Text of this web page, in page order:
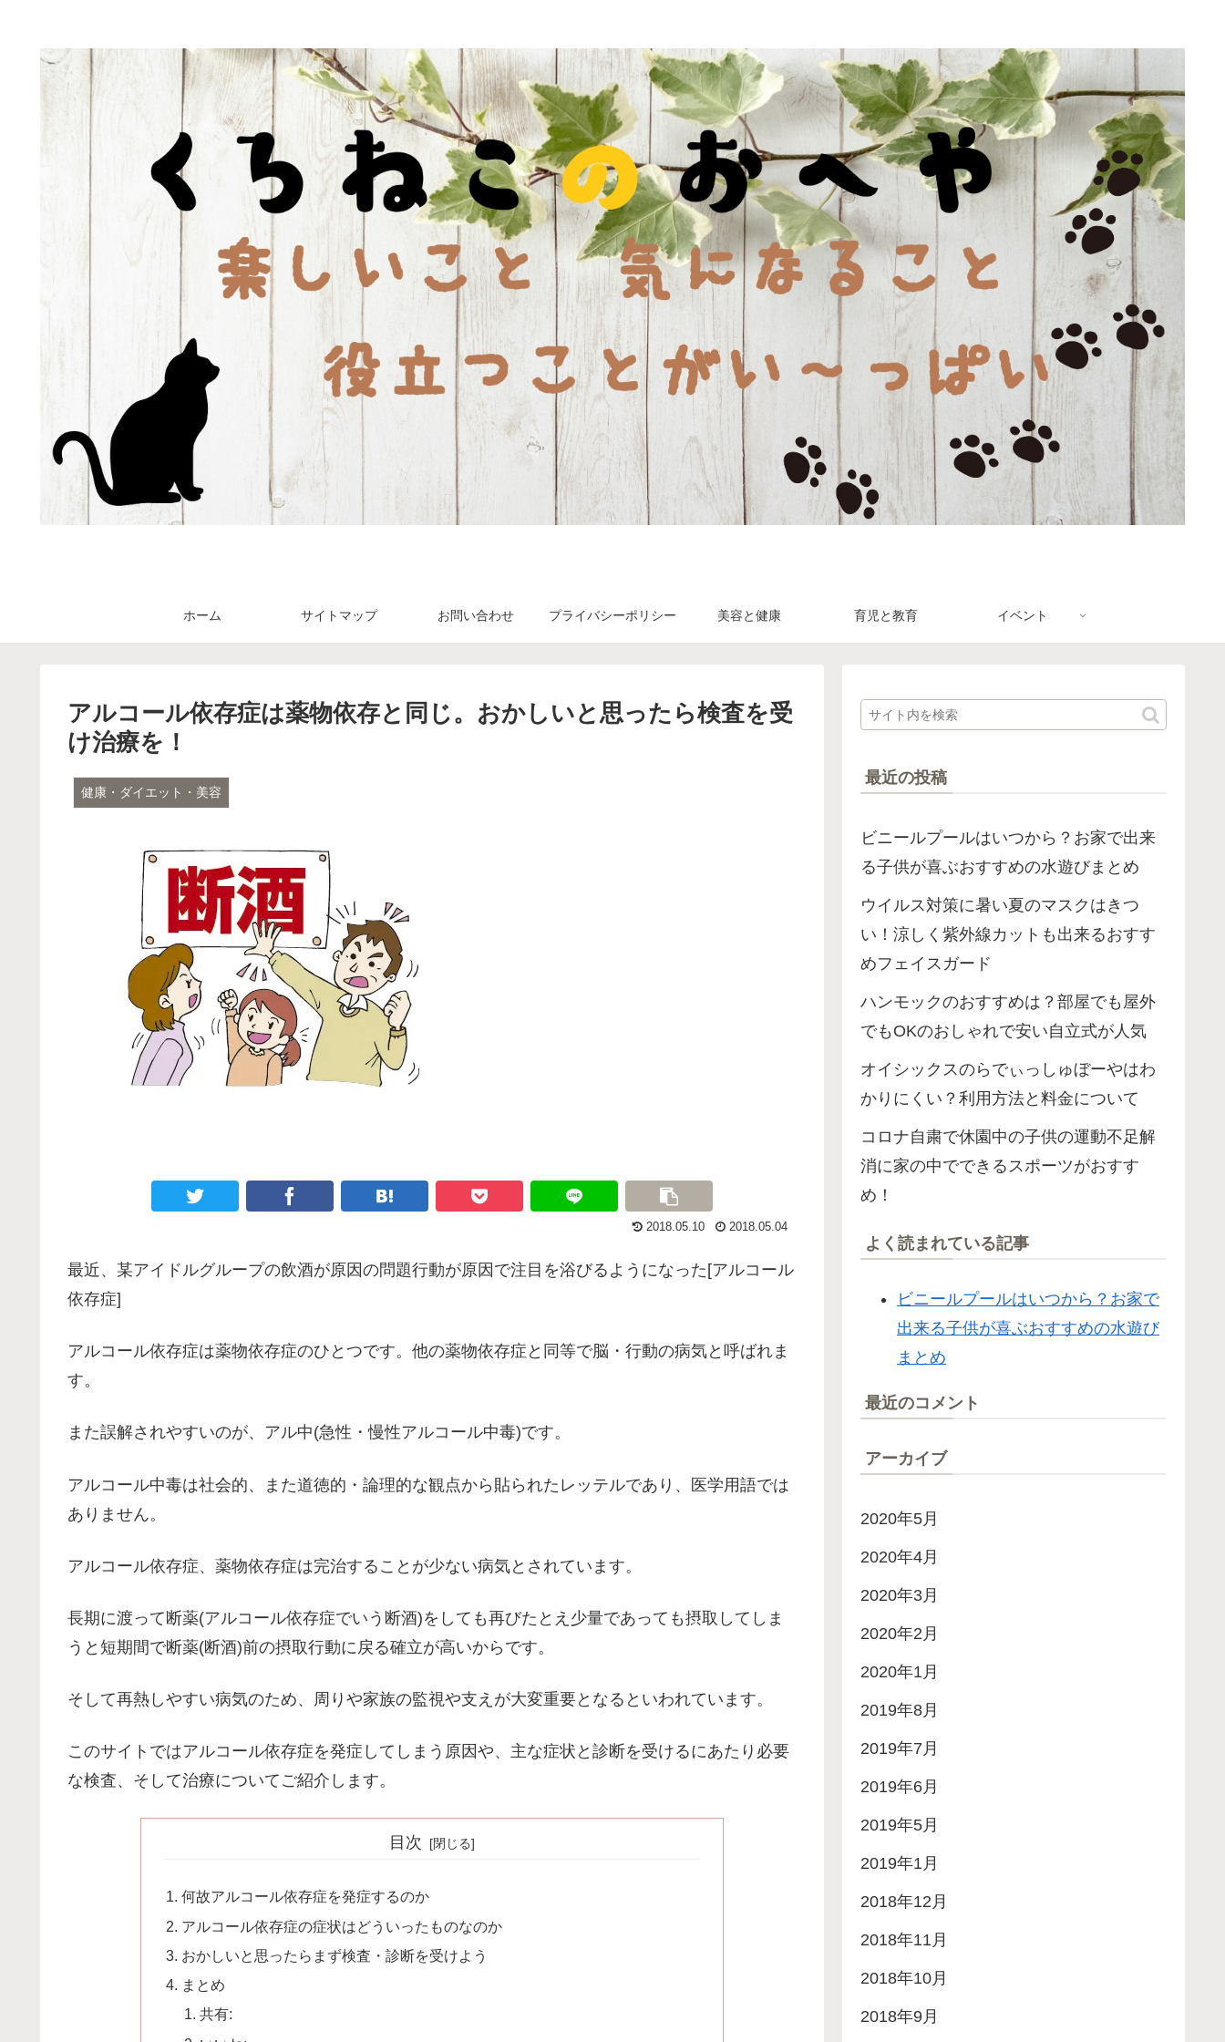
ホーム サイトマップ お問い合わせ プライバシーポリシー 美容と健康 育児と教育 イベント
アルコール依存症は薬物依存と同じ。おかしいと思ったら検査を受
け治療を！
健康・ダイエット・美容
2018.05.10 2018.05.04
最近、某アイドルグループの飲酒が原因の問題行動が原因で注目を浴びるようになった[アルコール
依存症]
アルコール依存症は薬物依存症のひとつです。他の薬物依存症と同等で脳・行動の病気と呼ばれま
す。
また誤解されやすいのが、アル中(急性・慢性アルコール中毒)です。
アルコール中毒は社会的、また道徳的・論理的な観点から貼られたレッテルであり、医学用語では
ありません。
アルコール依存症、薬物依存症は完治することが少ない病気とされています。
長期に渡って断薬(アルコール依存症でいう断酒)をしても再びたとえ少量であっても摂取してしま
うと短期間で断薬(断酒)前の摂取行動に戻る確立が高いからです。
そして再熱しやすい病気のため、周りや家族の監視や支えが大変重要となるといわれています。
このサイトではアルコール依存症を発症してしまう原因や、主な症状と診断を受けるにあたり必要
な検査、そして治療についてご紹介します。
目次
何故アルコール依存症を発症するのか
アルコール依存症の症状はどういったものなのか
おかしいと思ったらまず検査・診断を受けよう
まとめ
共有:
最近の投稿
ビニールプールはいつから？お家で出来
る子供が喜ぶおすすめの水遊びまとめ
ウイルス対策に暑い夏のマスクはきつ
い！涼しく紫外線カットも出来るおすす
めフェイスガード
ハンモックのおすすめは？部屋でも屋外
でもOKのおしゃれで安い自立式が人気
オイシックスのらでぃっしゅぼーやはわ
かりにくい？利用方法と料金について
コロナ自粛で休園中の子供の運動不足解
消に家の中でできるスポーツがおすす
め！
よく読まれている記事
ビニールプールはいつから？お家で
出来る子供が喜ぶおすすめの水遊び
まとめ
最近のコメント
アーカイブ
2020年5月
2020年4月
2020年3月
2020年2月
2020年1月
2019年8月
2019年7月
2019年6月
2019年5月
2019年1月
2018年12月
2018年11月
2018年10月
2018年9月